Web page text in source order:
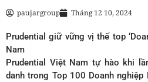
paujargroup Tháng 12 10, 2024
Prudential giữ vững vị thế top
Nam
Prudential Việt Nam tự hào khi
danh trong Top 100 Doanh nghiệp